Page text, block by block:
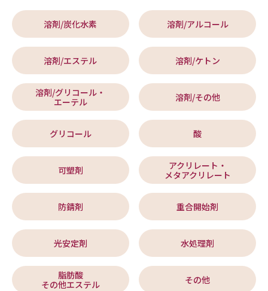
溶剤/炭化水素 溶剤/アルコール
溶剤/エステル 溶剤/ケトン
溶剤/グリコール・
エーテル
溶剤/その他
グリコール 酸
可塑剤
アクリレート・
メタアクリレート
防錆剤 重合開始剤
光安定剤 水処理剤
脂肪酸
その他エステル
その他